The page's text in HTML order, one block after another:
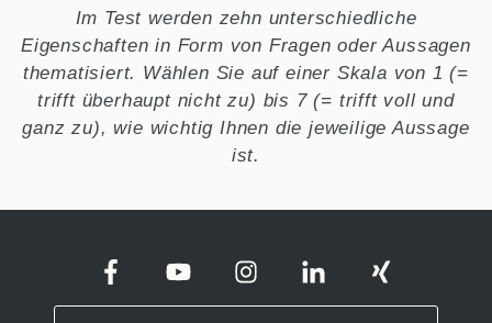
Im Test werden zehn unterschiedliche
Eigenschaften in Form von Fragen oder Aussagen
thematisiert. Wählen Sie auf einer Skala von 1 (=
trifft überhaupt nicht zu) bis 7 (= trifft voll und
ganz zu), wie wichtig Ihnen die jeweilige Aussage
ist.